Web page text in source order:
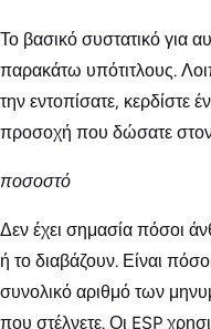
Το βασικό συστατικό για
παρακάτω υπότιτλους.
την εντοπίσατε, κερδίστε
προσοχή που δώσατε
ποσοστό
Δεν έχει σημασία πόσοι
ή το διαβάζουν. Είναι
συνολικό αριθμό των
που στέλνετε. Οι ESP